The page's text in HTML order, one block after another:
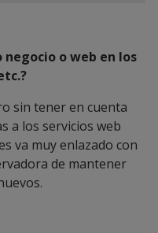
o web en los
sin tener en cuenta
a los servicios web
va muy enlazado con
de mantener